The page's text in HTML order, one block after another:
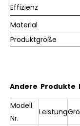
Effizienz
Material
Produktgröße
Andere Produkte
Modell
Nr.
Leistung